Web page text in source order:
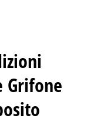
Grifone